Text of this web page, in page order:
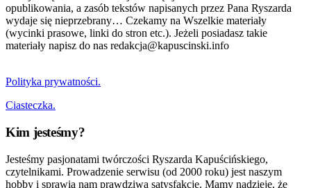
opublikowania, a zasób tekstów napisanych przez Pana Ryszarda
wydaje się nieprzebrany… Czekamy na Wszelkie materiały
(wycinki prasowe, linki do stron etc.). Jeżeli posiadasz takie
materiały napisz do nas redakcja@kapuscinski.info
Polityka prywatności.
Ciasteczka.
Kim jesteśmy?
Jesteśmy pasjonatami twórczości Ryszarda Kapuścińskiego,
czytelnikami. Prowadzenie serwisu (od 2000 roku) jest naszym
hobby i sprawia nam prawdziwą satysfakcję. Mamy nadzieję, że